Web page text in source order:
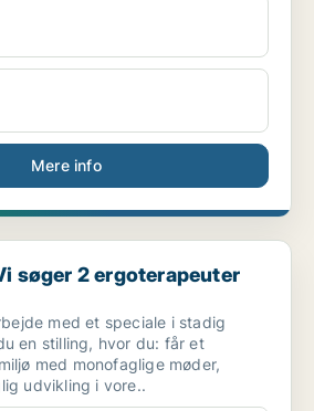
Mere info
ergoterapeuter der vil b...
søger 2 ergoterapeuter
med et speciale i stadig
en stilling, hvor du: får et
med monofaglige møder,
udvikling i vore..